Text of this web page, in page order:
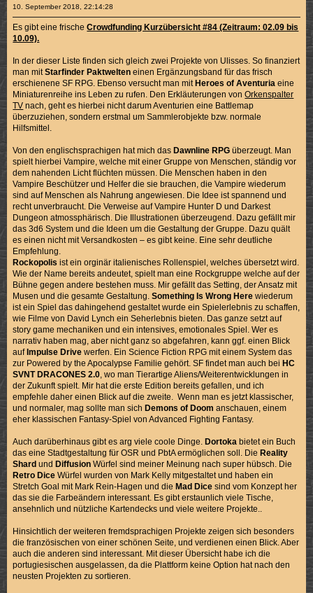
10. September 2018, 22:14:28
Es gibt eine frischeCrowdfunding Kurzübersicht #84 (Zeitraum: 02.09 bis
10.09).
In der dieser Liste finden sich gleich zwei Projekte von Ulisses. So finanziert
man mitStarfinder Paktwelten einen Ergänzungsband für das frisch
erschienene SF RPG. Ebenso versucht man mit Heroes of Aventuria eine
Miniaturenreihe ins Leben zu rufen. Den Erkläuterungen vonOrkenspalter
TV nach, geht es hierbei nicht darum Aventurien eine Battlemap
überzuziehen, sondern erstmal um Sammlerobjekte bzw. normale
Hilfsmittel.
Von den englischsprachigen hat mich das Dawnline RPG überzeugt. Man
spielt hierbei Vampire, welche mit einer Gruppe von Menschen, ständig vor
dem nahenden Licht flüchten müssen. Die Menschen haben in den
Vampire Beschützer und Helfer die sie brauchen, die Vampire wiederum
sind auf Menschen als Nahrung angewiesen. Die Idee ist spannend und
recht unverbraucht. Die Verweise auf Vampire Hunter D und Darkest
Dungeon atmossphärisch. Die Illustrationen überzeugend. Dazu gefällt mir
das 3d6 System und die Ideen um die Gestaltung der Gruppe. Dazu quält
es einen nicht mit Versandkosten – es gibt keine. Eine sehr deutliche
Empfehlung.
Rockopolis ist ein orginär italienisches Rollenspiel, welches übersetzt wird.
Wie der Name bereits andeutet, spielt man eine Rockgruppe welche auf der
Bühne gegen andere bestehen muss. Mir gefällt das Setting, der Ansatz mit
Musen und die gesamte Gestaltung.Something Is Wrong Here wiederum
ist ein Spiel das dahingehend gestaltet wurde ein Spielerlebnis zu schaffen,
wie Filme von David Lynch ein Seherlebnis bieten. Das ganze setzt auf
story game mechaniken und ein intensives, emotionales Spiel. Wer es
narrativ haben mag, aber nicht ganz so abgefahren, kann ggf. einen Blick
auf Impulse Drive werfen. Ein Science Fiction RPG mit einem System das
zur Powered by the Apocalypse Familie gehört. SF findet man auch bei HC
SVNT DRACONES 2.0, wo man Tierartige Aliens/Weiterentwicklungen in
der Zukunft spielt. Mir hat die erste Edition bereits gefallen, und ich
empfehle daher einen Blick auf die zweite. Wenn man es jetzt klassischer,
und normaler, mag sollte man sich Demons of Doom anschauen, einem
eher klassischen Fantasy-Spiel von Advanced Fighting Fantasy.
Auch darüberhinaus gibt es arg viele coole Dinge. Dortoka bietet ein Buch
das eine Stadtgestaltung für OSR und PbtA ermöglichen soll. Die Reality
Shard und Diffusion Würfel sind meiner Meinung nach super hübsch. Die
Retro Dice Würfel wurden von Mark Kelly mitgestaltet und haben ein
Stretch Goal mit Mark Rein-Hagen und die Mad Dice sind vom Konzept her
das sie die Farbeändern interessant. Es gibt erstaunlich viele Tische,
ansehnlich und nützliche Kartendecks und viele weitere Projekte..
Hinsichtlich der weiteren fremdsprachigen Projekte zeigen sich besonders
die französischen von einer schönen Seite, und verdienen einen Blick. Aber
auch die anderen sind interessant. Mit dieser Übersicht habe ich die
portugiesischen ausgelassen, da die Plattform keine Option hat nach den
neusten Projekten zu sortieren.